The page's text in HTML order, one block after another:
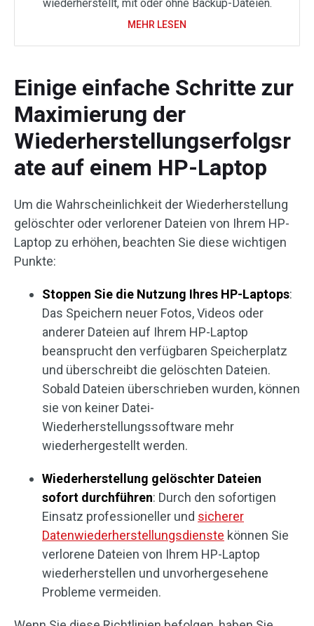
wiederherstellt, mit oder ohne Backup-Dateien.
MEHR LESEN
Einige einfache Schritte zur
Maximierung der
Wiederherstellungserfolgsr
ate auf einem HP-Laptop
Um die Wahrscheinlichkeit der Wiederherstellung
gelöschter oder verlorener Dateien von Ihrem HP-
Laptop zu erhöhen, beachten Sie diese wichtigen
Punkte:
Stoppen Sie die Nutzung Ihres HP-Laptops:
Das Speichern neuer Fotos, Videos oder
anderer Dateien auf Ihrem HP-Laptop
beansprucht den verfügbaren Speicherplatz
und überschreibt die gelöschten Dateien.
Sobald Dateien überschrieben wurden, können
sie von keiner Datei-
Wiederherstellungssoftware mehr
wiederhergestellt werden.
Wiederherstellung gelöschter Dateien
sofort durchführen: Durch den sofortigen
Einsatz professioneller und sicherer
Datenwiederherstellungsdienste können Sie
verlorene Dateien von Ihrem HP-Laptop
wiederherstellen und unvorhergesehene
Probleme vermeiden.